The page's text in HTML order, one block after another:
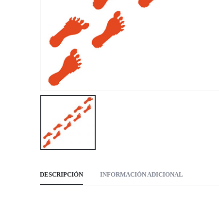
DESCRIPCIÓN INFORMACIÓN ADICIONAL